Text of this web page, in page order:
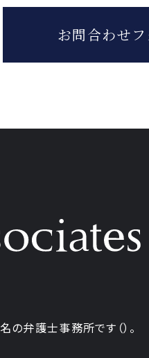
お問合わせ
名の弁護士事務所です （）。